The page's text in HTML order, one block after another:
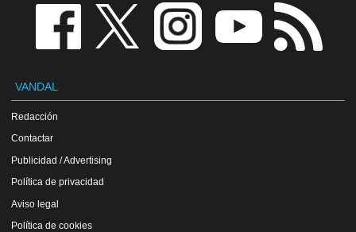
VANDAL
Redacción
Contactar
Publicidad / Advertising
Política de privacidad
Aviso legal
Política de cookies